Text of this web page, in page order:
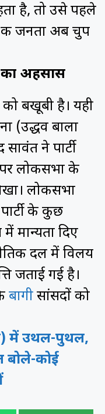
है, तो उसे पहले
की जनता अब चुप
अहसास
को बखूबी है। यही
(उद्धव बाला
ने पार्टी
पर लोकसभा के
लोकसभा
के कुछ
मान्यता दिए
दल में विलय
जताई गई है।
बागीसांसदों को
में उथल-पुथल,
बोले-कोई